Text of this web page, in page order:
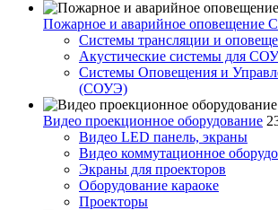
Пожарное и аварийное оповещение
Cистемы трансляции и
Акустические системы для
Системы Оповещения и
(СОУЭ)
Видео проекционное оборудование
Видео LED панель, экраны
Видео коммутационное
Экраны для проекторов
Оборудование караоке
Проекторы